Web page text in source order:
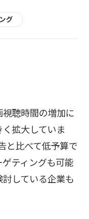
聴時間の増加に
拡大していま
と比べて低予算で
ティングも可能
している企業も
グ